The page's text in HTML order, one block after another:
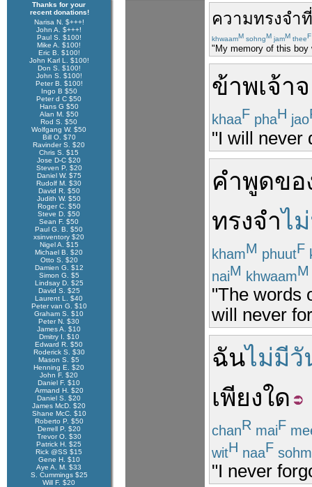
Thanks for your
recent donations!
Narisa N. $+++!
John A. $+++!
Paul S. $100!
Mike A. $100!
Eric B. $100!
John Karl L. $100!
Don S. $100!
John S. $100!
Peter B. $100!
Ingo B $50
Peter d C $50
Hans G $50
Alan M. $50
Rod S. $50
Wolfgang W. $50
Bill O. $70
Ravinder S. $20
Chris S. $15
Jose D-C $20
Steven P. $20
Daniel W. $75
Rudolf M. $30
David R. $50
Judith W. $50
Roger C. $50
Steve D. $50
Sean F. $50
Paul G. B. $50
xsinventory $20
Nigel A. $15
Michael B. $20
Otto S. $20
Damien G. $12
Simon G. $5
Lindsay D. $25
David S. $25
Laurent L. $40
Peter van G. $10
Graham S. $10
Peter N. $30
James A. $10
Dmitry I. $10
Edward R. $50
Roderick S. $30
Mason S. $5
Henning E. $20
John F. $20
Daniel F. $10
Armand H. $20
Daniel S. $20
James McD. $20
Shane McC. $10
Roberto P. $50
Derrell P. $20
Trevor O. $30
Patrick H. $25
Rick @SS $15
Gene H. $10
Aye A. M. $33
S. Cummings $25
Will F. $20
ความทรงจำ
khwaamM sohngM jamM theeF
"My memory of this boy
ข้าพเจ้า
khaaF phaH jao
"I will never
คำพูดขอ
ทรงจำไ
khamM phuutF
naiM khwaamM
"The words
will never
ฉันไม่มีวั
เพียงใด
chanR maiF
witH naaF sohm
"I never